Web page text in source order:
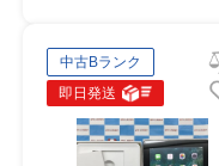
中古Bランク
即日発送